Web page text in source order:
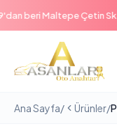
beri Maltepe Çetin Sk
Ana Sayfa/ Ürünler/